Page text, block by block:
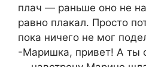
плач — раньше оно не
равно плакал. Просто
пока ничего не мог
-Маришка, привет! А ты